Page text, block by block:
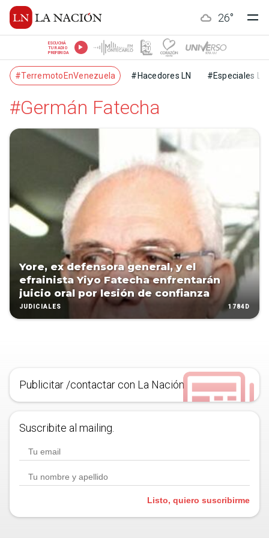
26°
ESCUCHÁ
TU RADIO
PREFERIDA
#TerremotoEnVenezuela #Hacedores LN #Especiales LN
#Germán Fatecha
Yore, ex defensora general, y el
efrainista Yiyo Fatecha enfrentarán
juicio oral por lesión de confianza
JUDICIALES 1784D
Publicitar /contactar con La Nación
Suscribite al mailing.
Listo, quiero suscribirme